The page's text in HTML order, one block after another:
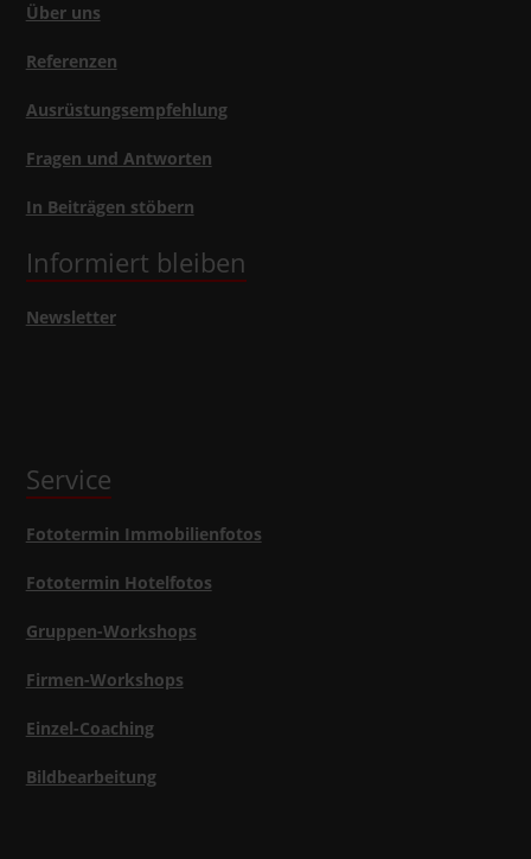
Über uns
Referenzen
Ausrüstungsempfehlung
Fragen und Antworten
In Beiträgen stöbern
Informiert bleiben
Newsletter
Service
Fototermin Immobilienfotos
Fototermin Hotelfotos
Gruppen-Workshops
Firmen-Workshops
Einzel-Coaching
Bildbearbeitung